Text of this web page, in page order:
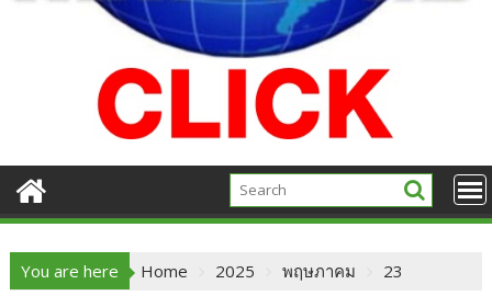
You are here Home 2025 พฤษภาคม 23